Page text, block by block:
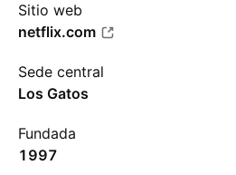
Sitio web
netflix.com
Sede central
Los Gatos
Fundada
1997